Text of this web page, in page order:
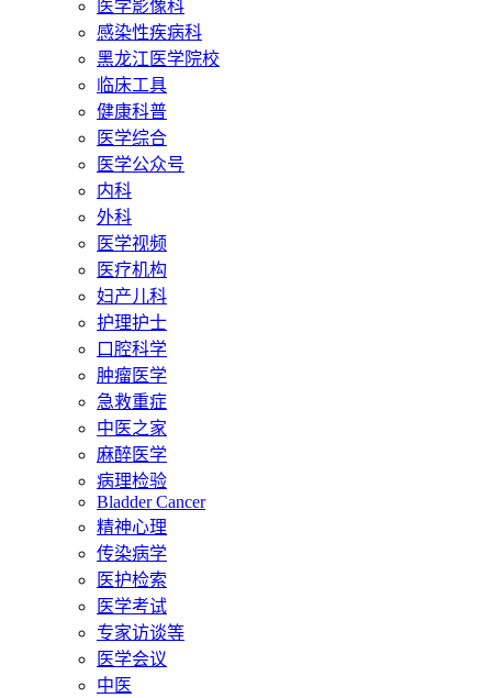
医学影像科
感染性疾病科
黑龙江医学院校
临床工具
健康科普
医学综合
医学公众号
内科
外科
医学视频
医疗机构
妇产儿科
护理护士
口腔科学
肿瘤医学
急救重症
中医之家
麻醉医学
病理检验
Bladder Cancer
精神心理
传染病学
医护检索
医学考试
专家访谈等
医学会议
中医